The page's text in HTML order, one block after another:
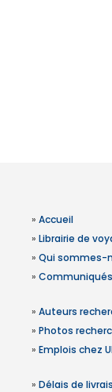
» Accueil
» Librairie de
» Qui sommes-
»
» Auteurs
» Photos
» Emplois chez
» Délais de